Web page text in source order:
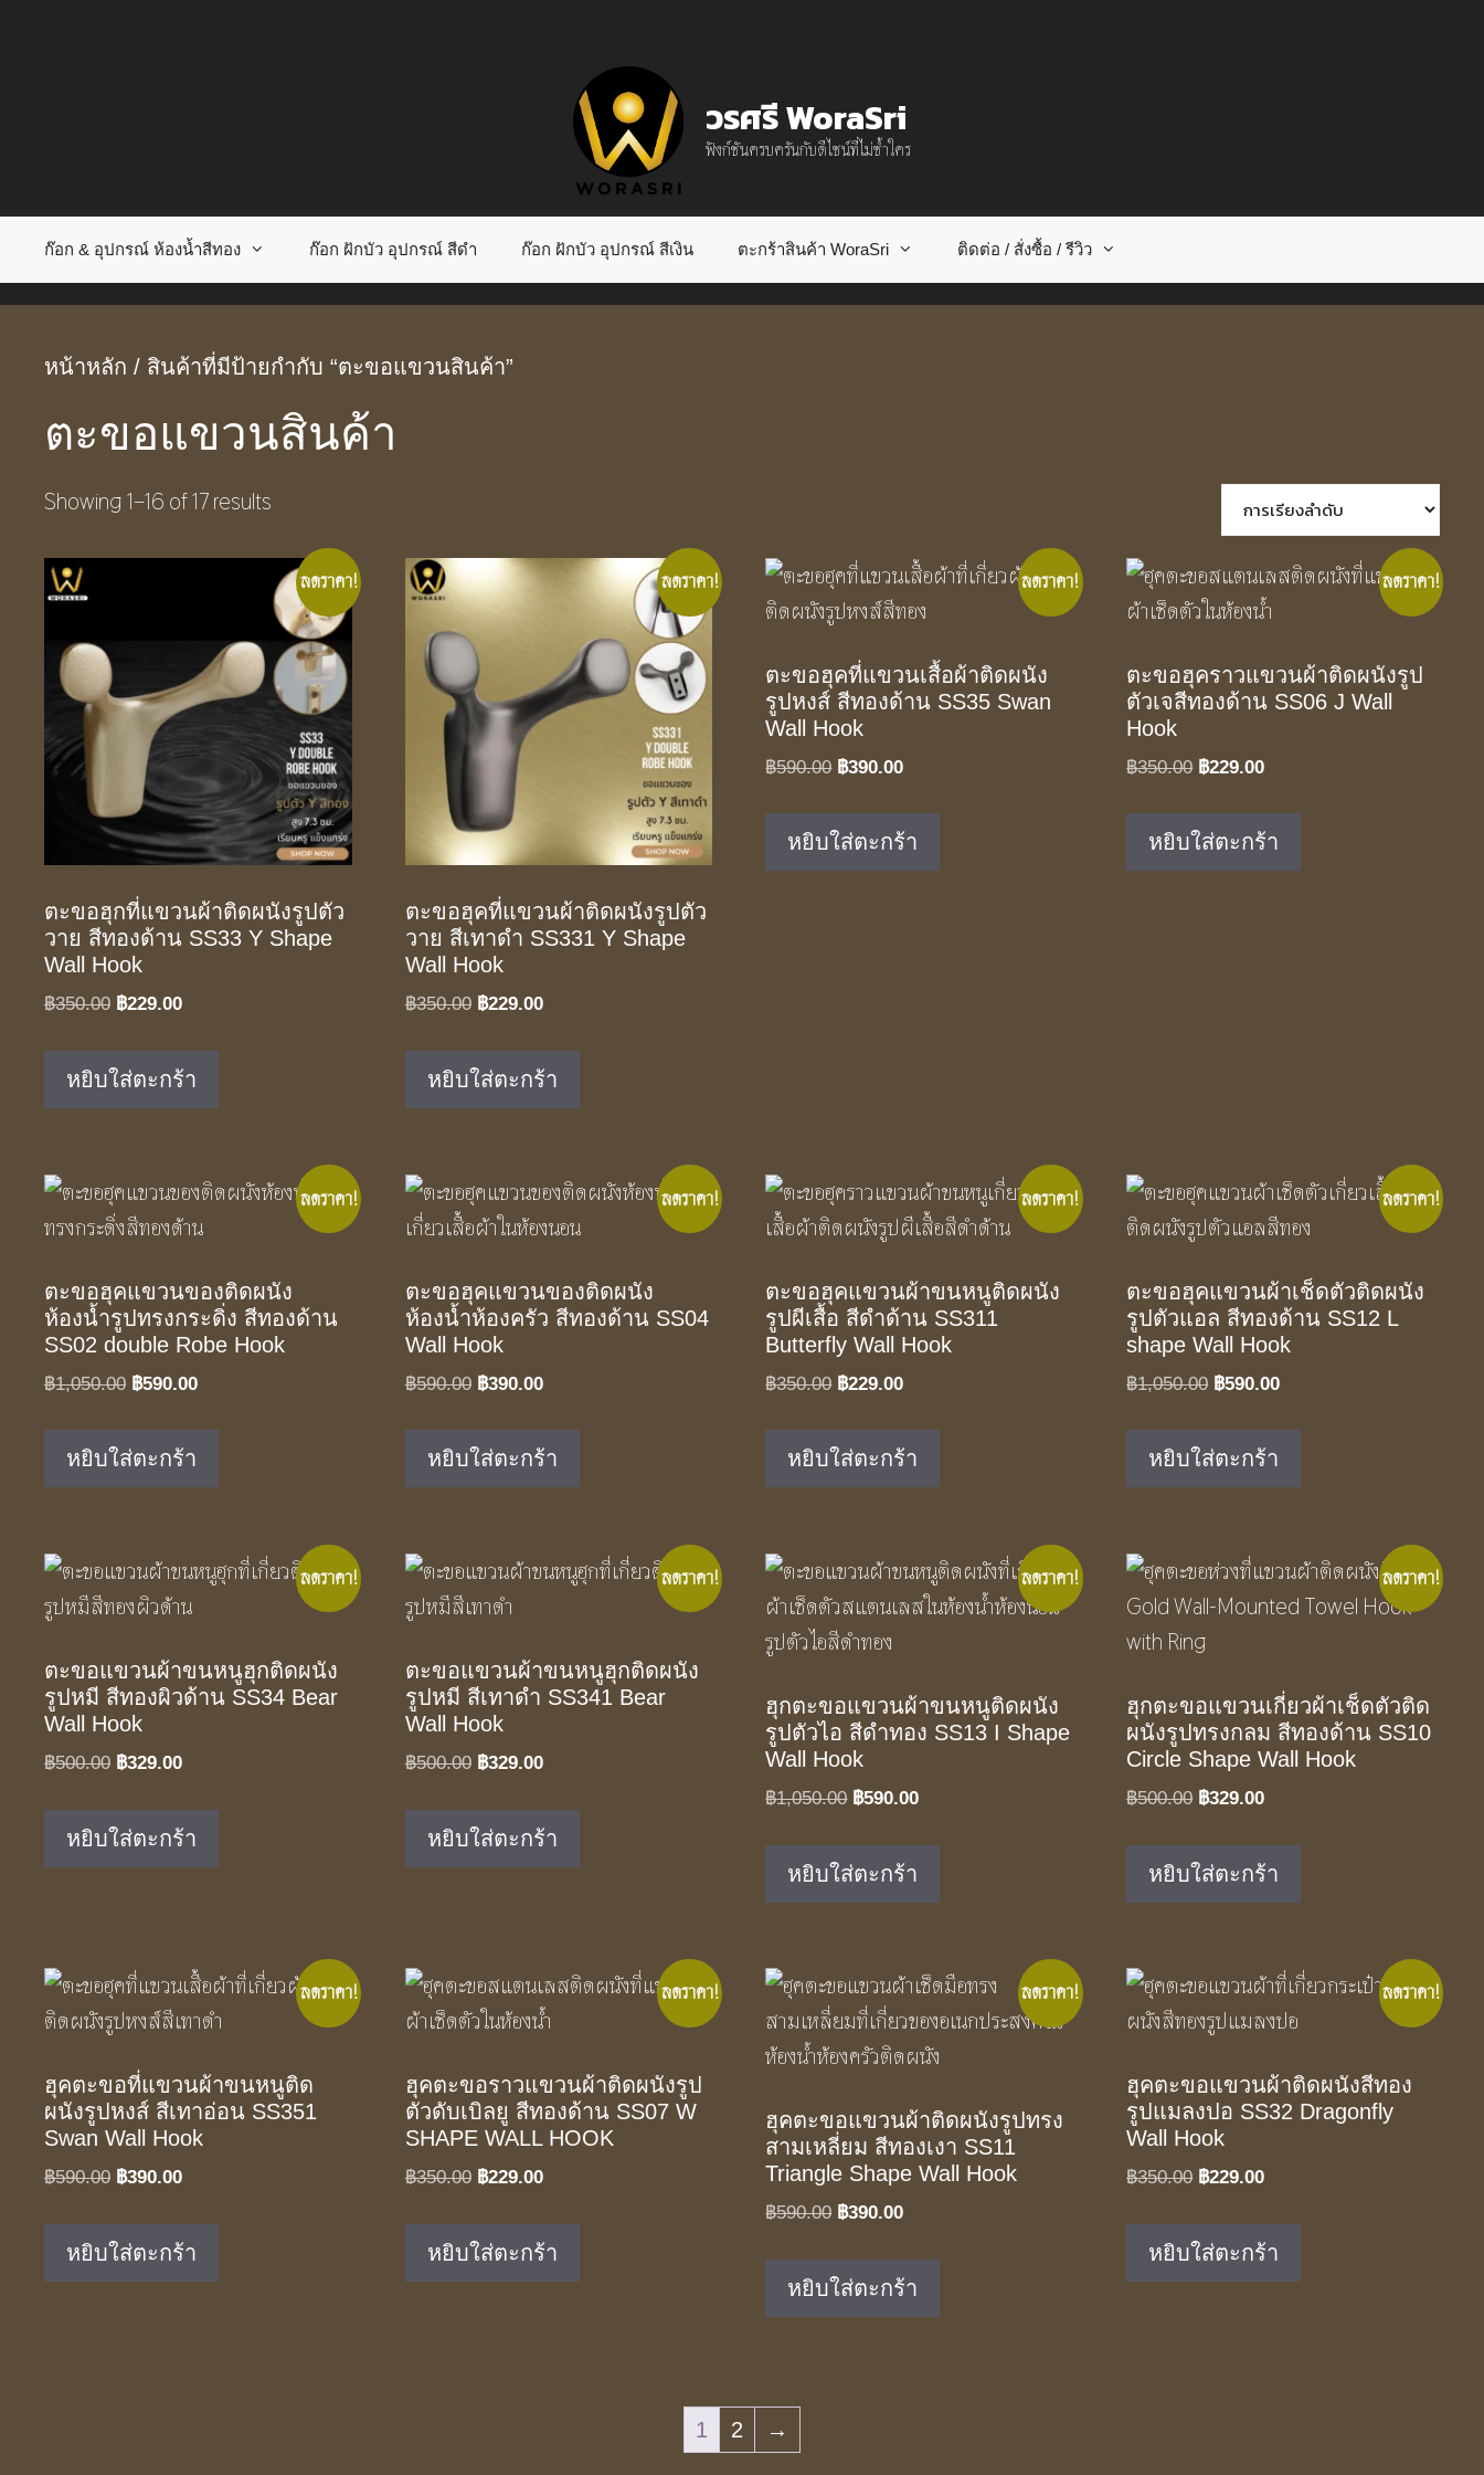
วรศรี WoraSri
ฟังก์ชันครบครันกับดีไซน์ที่ไม่ซ้ำใคร
ก๊อก & อุปกรณ์ ห้องน้ำสีทอง ก๊อก ฝักบัว อุปกรณ์ สีดำ ก๊อก ฝักบัว อุปกรณ์ สีเงิน ตะกร้าสินค้า WoraSri ติดต่อ / สั่งซื้อ / รีวิว
หน้าหลัก / สินค้าที่มีป้ายกำกับ “ตะขอแขวนสินค้า”
ตะขอแขวนสินค้า
Showing 1–16 of 17 results
ลดราคา!
ตะขอฮุกที่แขวนผ้าติดผนังรูปตัว
วาย สีทองด้าน SS33 Y Shape
Wall Hook
฿350.00 Original
was:
฿350.00.
฿229.00Current
฿229.00.
หยิบใส่ตะกร้า
ลดราคา!
ตะขอฮุคที่แขวนผ้าติดผนังรูปตัว
วาย สีเทาดำ SS331 Y Shape
Wall Hook
฿350.00 Original
was:
฿350.00.
฿229.00Current
฿229.00.
หยิบใส่ตะกร้า
ลดราคา!
ตะขอฮุคที่แขวนเสื้อผ้าติดผนัง
รูปหงส์ สีทองด้าน SS35 Swan
Wall Hook
฿590.00 Original
was:
฿590.00.
฿390.00Current
฿390.00.
หยิบใส่ตะกร้า
ลดราคา!
ตะขอฮุคราวแขวนผ้าติดผนังรูป
ตัวเจสีทองด้าน SS06 J Wall
Hook
฿350.00 Original
was:
฿350.00.
฿229.00Current
฿229.00.
หยิบใส่ตะกร้า
ลดราคา!
ตะขอฮุคแขวนของติดผนัง
ห้องน้ำรูปทรงกระดิ่ง สีทองด้าน
SS02 double Robe Hook
฿1,050.00 Original
฿1,050.00.
฿590.00Current
หยิบใส่ตะกร้า
ลดราคา!
ตะขอฮุคแขวนของติดผนัง
ห้องน้ำห้องครัว สีทองด้าน SS04
Wall Hook
฿590.00 Original
was:
฿590.00.
฿390.00Current
฿390.00.
หยิบใส่ตะกร้า
ลดราคา!
ตะขอฮุคแขวนผ้าขนหนูติดผนัง
รูปผีเสื้อ สีดำด้าน SS311
Butterfly Wall Hook
฿350.00 Original
was:
฿350.00.
฿229.00Current
฿229.00.
หยิบใส่ตะกร้า
ลดราคา!
ตะขอฮุคแขวนผ้าเช็ดตัวติดผนัง
รูปตัวแอล สีทองด้าน SS12 L
shape Wall Hook
฿1,050.00 Original
฿1,050.00.
฿590.00Current
หยิบใส่ตะกร้า
ลดราคา!
ตะขอแขวนผ้าขนหนูฮุกติดผนัง
รูปหมี สีทองผิวด้าน SS34 Bear
Wall Hook
฿500.00 Original
was:
฿500.00.
฿329.00Current
฿329.00.
หยิบใส่ตะกร้า
ลดราคา!
ตะขอแขวนผ้าขนหนูฮุกติดผนัง
รูปหมี สีเทาดำ SS341 Bear
Wall Hook
฿500.00 Original
was:
฿500.00.
฿329.00Current
฿329.00.
หยิบใส่ตะกร้า
ลดราคา!
ฮุกตะขอแขวนผ้าขนหนูติดผนัง
รูปตัวไอ สีดำทอง SS13 I Shape
Wall Hook
฿1,050.00 Original
฿1,050.00.
฿590.00Current
หยิบใส่ตะกร้า
ลดราคา!
ฮุกตะขอแขวนเกี่ยวผ้าเช็ดตัวติด
ผนังรูปทรงกลม สีทองด้าน SS10
Circle Shape Wall Hook
฿500.00 Original
was:
฿500.00.
฿329.00Current
฿329.00.
หยิบใส่ตะกร้า
ลดราคา!
ฮุคตะขอที่แขวนผ้าขนหนูติด
ผนังรูปหงส์ สีเทาอ่อน SS351
Swan Wall Hook
฿590.00 Original
was:
฿590.00.
฿390.00Current
฿390.00.
หยิบใส่ตะกร้า
ลดราคา!
ฮุคตะขอราวแขวนผ้าติดผนังรูป
ตัวดับเบิลยู สีทองด้าน SS07 W
SHAPE WALL HOOK
฿350.00 Original
was:
฿350.00.
฿229.00Current
฿229.00.
หยิบใส่ตะกร้า
ลดราคา!
ฮุคตะขอแขวนผ้าติดผนังรูปทรง
สามเหลี่ยม สีทองเงา SS11
Triangle Shape Wall Hook
฿590.00 Original
was:
฿590.00.
฿390.00Current
฿390.00.
หยิบใส่ตะกร้า
ลดราคา!
ฮุคตะขอแขวนผ้าติดผนังสีทอง
รูปแมลงปอ SS32 Dragonfly
Wall Hook
฿350.00 Original
was:
฿350.00.
฿229.00Current
฿229.00.
หยิบใส่ตะกร้า
1 2 →